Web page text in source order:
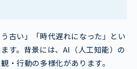
古い」「時代遅れになった」とい
す。背景には、AI（人工知能）の
・行動の多様化があります。